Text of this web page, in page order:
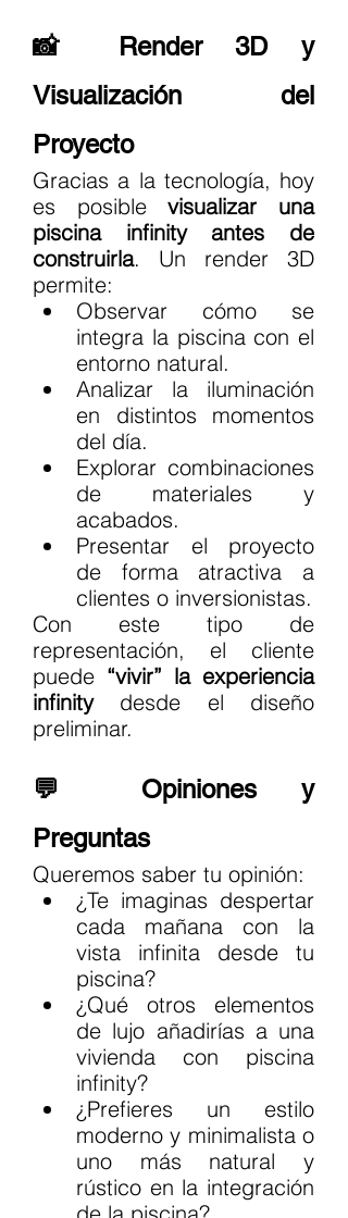
📸 Render 3D y
Visualización del
Proyecto
Gracias a la tecnología, hoy
es posible visualizar una
piscina infinity antes de
construirla. Un render 3D
permite:
Observar cómo se
integra la piscina con el
entorno natural.
Analizar la iluminación
en distintos momentos
del día.
Explorar combinaciones
de materiales y
acabados.
Presentar el proyecto
de forma atractiva a
clientes o inversionistas.
Con este tipo de
representación, el cliente
puede “vivir” la experiencia
infinity desde el diseño
preliminar.
💬 Opiniones y
Preguntas
Queremos saber tu opinión:
¿Te imaginas despertar
cada mañana con la
vista infinita desde tu
piscina?
¿Qué otros elementos
de lujo añadirías a una
vivienda con piscina
infinity?
¿Prefieres un estilo
moderno y minimalista o
uno más natural y
rústico en la integración